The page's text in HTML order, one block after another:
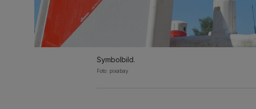
Symbolbild.
Foto: pixabay